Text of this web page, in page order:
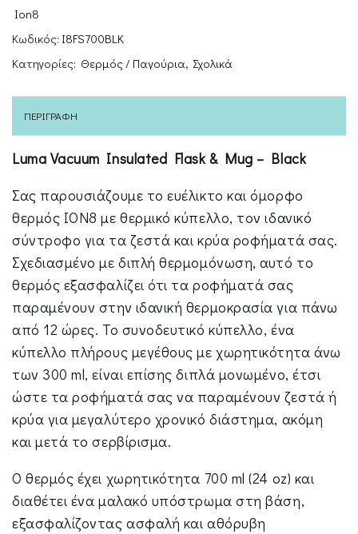
700ml
ποσότητα
Ion8
Κωδικός: I8FS700BLK
Κατηγορίες: Θερμός / Παγούρια, Σχολικά
ΠΕΡΙΓΡΑΦΉ
Luma Vacuum Insulated Flask & Mug – Black
Σας παρουσιάζουμε το ευέλικτο και όμορφο
θερμός ION8 με θερμικό κύπελλο, τον ιδανικό
σύντροφο για τα ζεστά και κρύα ροφήματά σας.
Σχεδιασμένο με διπλή θερμομόνωση, αυτό το
θερμός εξασφαλίζει ότι τα ροφήματά σας
παραμένουν στην ιδανική θερμοκρασία για πάνω
από 12 ώρες. Το συνοδευτικό κύπελλο, ένα
κύπελλο πλήρους μεγέθους με χωρητικότητα άνω
των 300 ml, είναι επίσης διπλά μονωμένο, έτσι
ώστε τα ροφήματά σας να παραμένουν ζεστά ή
κρύα για μεγαλύτερο χρονικό διάστημα, ακόμη
και μετά το σερβίρισμα.
Ο θερμός έχει χωρητικότητα 700 ml (24 oz) και
διαθέτει ένα μαλακό υπόστρωμα στη βάση,
εξασφαλίζοντας ασφαλή και αθόρυβη